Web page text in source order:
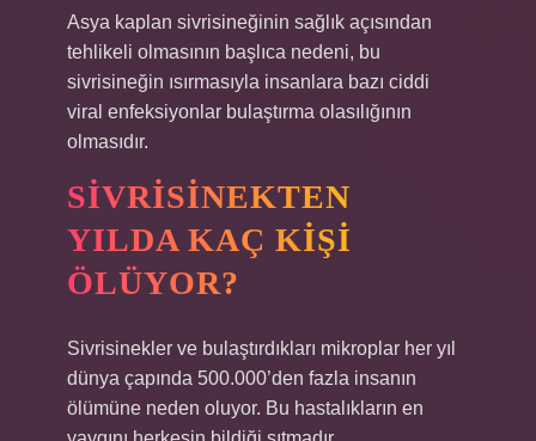
Asya kaplan sivrisineğinin sağlık açısından
tehlikeli olmasının başlıca nedeni, bu
sivrisineğin ısırmasıyla insanlara bazı ciddi
viral enfeksiyonlar bulaştırma olasılığının
olmasıdır.
SIVRISINEKTEN
YILDA KAÇ KIŞI
ÖLÜYOR?
Sivrisinekler ve bulaştırdıkları mikroplar her yıl
dünya çapında 500.000’den fazla insanın
ölümüne neden oluyor. Bu hastalıkların en